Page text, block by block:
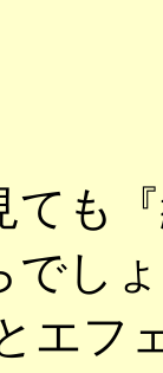
ても
でし
エフ